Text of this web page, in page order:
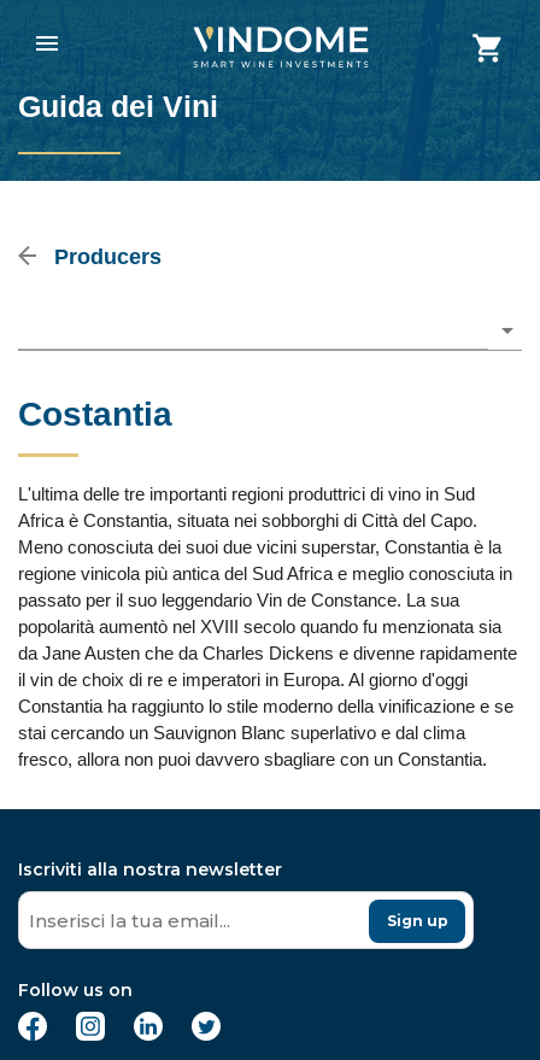
Guida dei Vini
Producers
Costantia
L'ultima delle tre importanti regioni produttrici di vino in Sud
Africa è Constantia, situata nei sobborghi di Città del Capo.
Meno conosciuta dei suoi due vicini superstar, Constantia è la
regione vinicola più antica del Sud Africa e meglio conosciuta in
passato per il suo leggendario Vin de Constance. La sua
popolarità aumentò nel XVIII secolo quando fu menzionata sia
da Jane Austen che da Charles Dickens e divenne rapidamente
il vin de choix di re e imperatori in Europa. Al giorno d'oggi
Constantia ha raggiunto lo stile moderno della vinificazione e se
stai cercando un Sauvignon Blanc superlativo e dal clima
fresco, allora non puoi davvero sbagliare con un Constantia.
Iscriviti alla nostra newsletter
Sign up
Follow us on